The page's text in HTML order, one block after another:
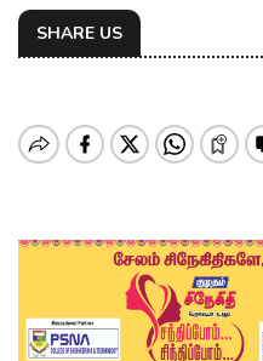
SHARE US